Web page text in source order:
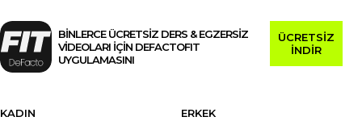
BİNLERCE ÜCRETSİZ DERS & EGZERSİZ
VİDEOLARI İÇİN DEFACTOFIT
UYGULAMASINI
ÜCRETSİZ
İNDİR
KADIN
ERKEK